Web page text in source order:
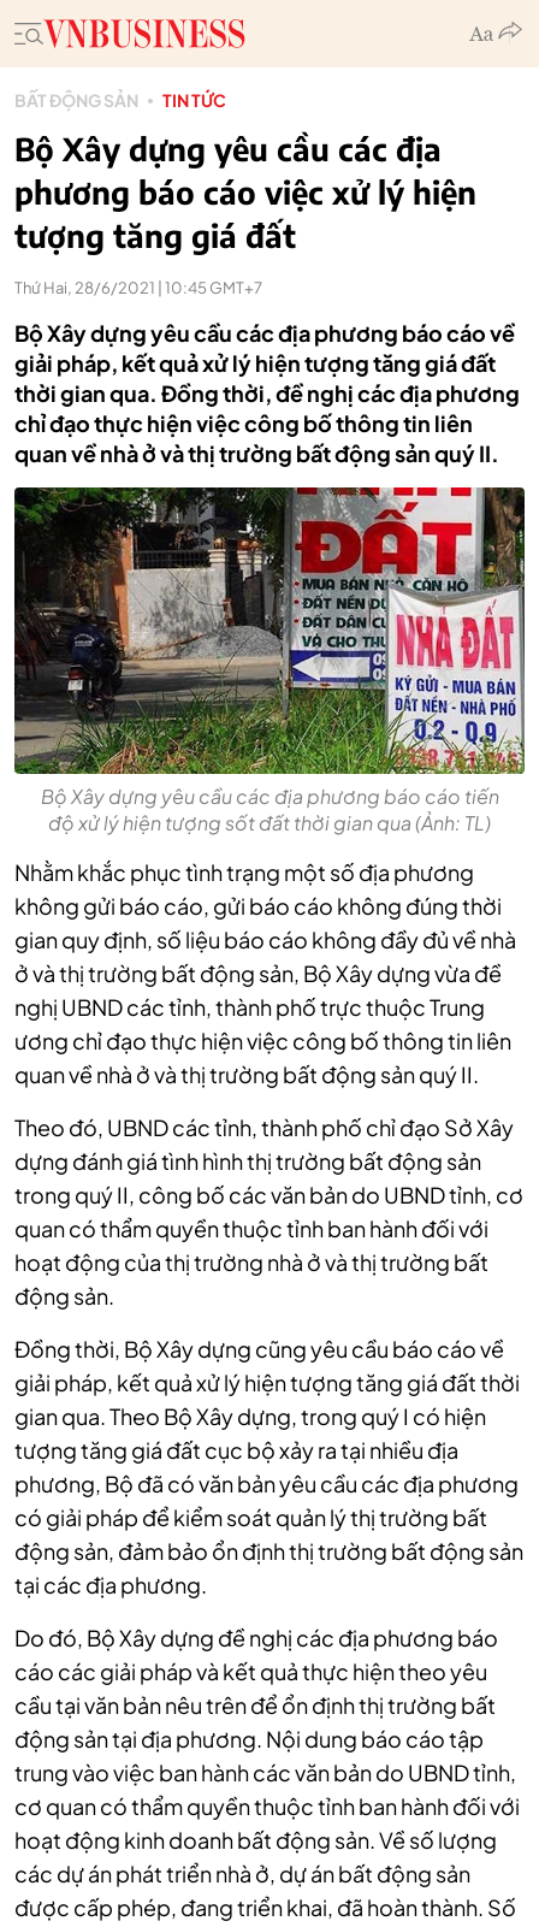
BẤT ĐỘNG SẢN TIN TỨC
Bộ Xây dựng yêu cầu các địa
phương báo cáo việc xử lý hiện
tượng tăng giá đất
Thứ Hai, 28/6/2021 | 10:45 GMT+7
Bộ Xây dựng yêu cầu các địa phương báo cáo về
giải pháp, kết quả xử lý hiện tượng tăng giá đất
thời gian qua. Đồng thời, đề nghị các địa phương
chỉ đạo thực hiện việc công bố thông tin liên
quan về nhà ở và thị trường bất động sản quý II.
Bộ Xây dựng yêu cầu các địa phương báo cáo tiến
độ xử lý hiện tượng sốt đất thời gian qua (Ảnh: TL)
Nhằm khắc phục tình trạng một số địa phương
không gửi báo cáo, gửi báo cáo không đúng thời
gian quy định, số liệu báo cáo không đầy đủ về nhà
ở và thị trường bất động sản, Bộ Xây dựng vừa đề
nghị UBND các tỉnh, thành phố trực thuộc Trung
ương chỉ đạo thực hiện việc công bố thông tin liên
quan về nhà ở và thị trường bất động sản quý II.
Theo đó, UBND các tỉnh, thành phố chỉ đạo Sở Xây
dựng đánh giá tình hình thị trường bất động sản
trong quý II, công bố các văn bản do UBND tỉnh, cơ
quan có thẩm quyền thuộc tỉnh ban hành đối với
hoạt động của thị trường nhà ở và thị trường bất
động sản.
Đồng thời, Bộ Xây dựng cũng yêu cầu báo cáo về
giải pháp, kết quả xử lý hiện tượng tăng giá đất thời
gian qua.Theo Bộ Xây dựng, trong quý I có hiện
tượng tăng giá đất cục bộ xảy ra tại nhiều địa
phương, Bộ đã có văn bản yêu cầu các địa phương
có giải pháp để kiểm soát quản lý thị trường bất
động sản, đảm bảo ổn định thị trường bất động sản
tại các địa phương.
Do đó, Bộ Xây dựng đề nghị các địa phương báo
cáo các giải pháp và kết quả thực hiện theo yêu
cầu tại văn bản nêu trên để ổn định thị trường bất
động sản tại địa phương. Nội dung báo cáo tập
trung vào việc ban hành các văn bản do UBND tỉnh,
cơ quan có thẩm quyền thuộc tỉnh ban hành đối với
hoạt động kinh doanh bất động sản. Về số lượng
các dự án phát triển nhà ở, dự án bất động sản
được cấp phép, đang triển khai, đã hoàn thành. Số